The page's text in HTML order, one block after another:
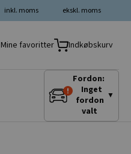
ekskl. moms
inkl. moms
Mine favoritter Indkøbskurv
Fordon:
Inget
fordon
valt
▼